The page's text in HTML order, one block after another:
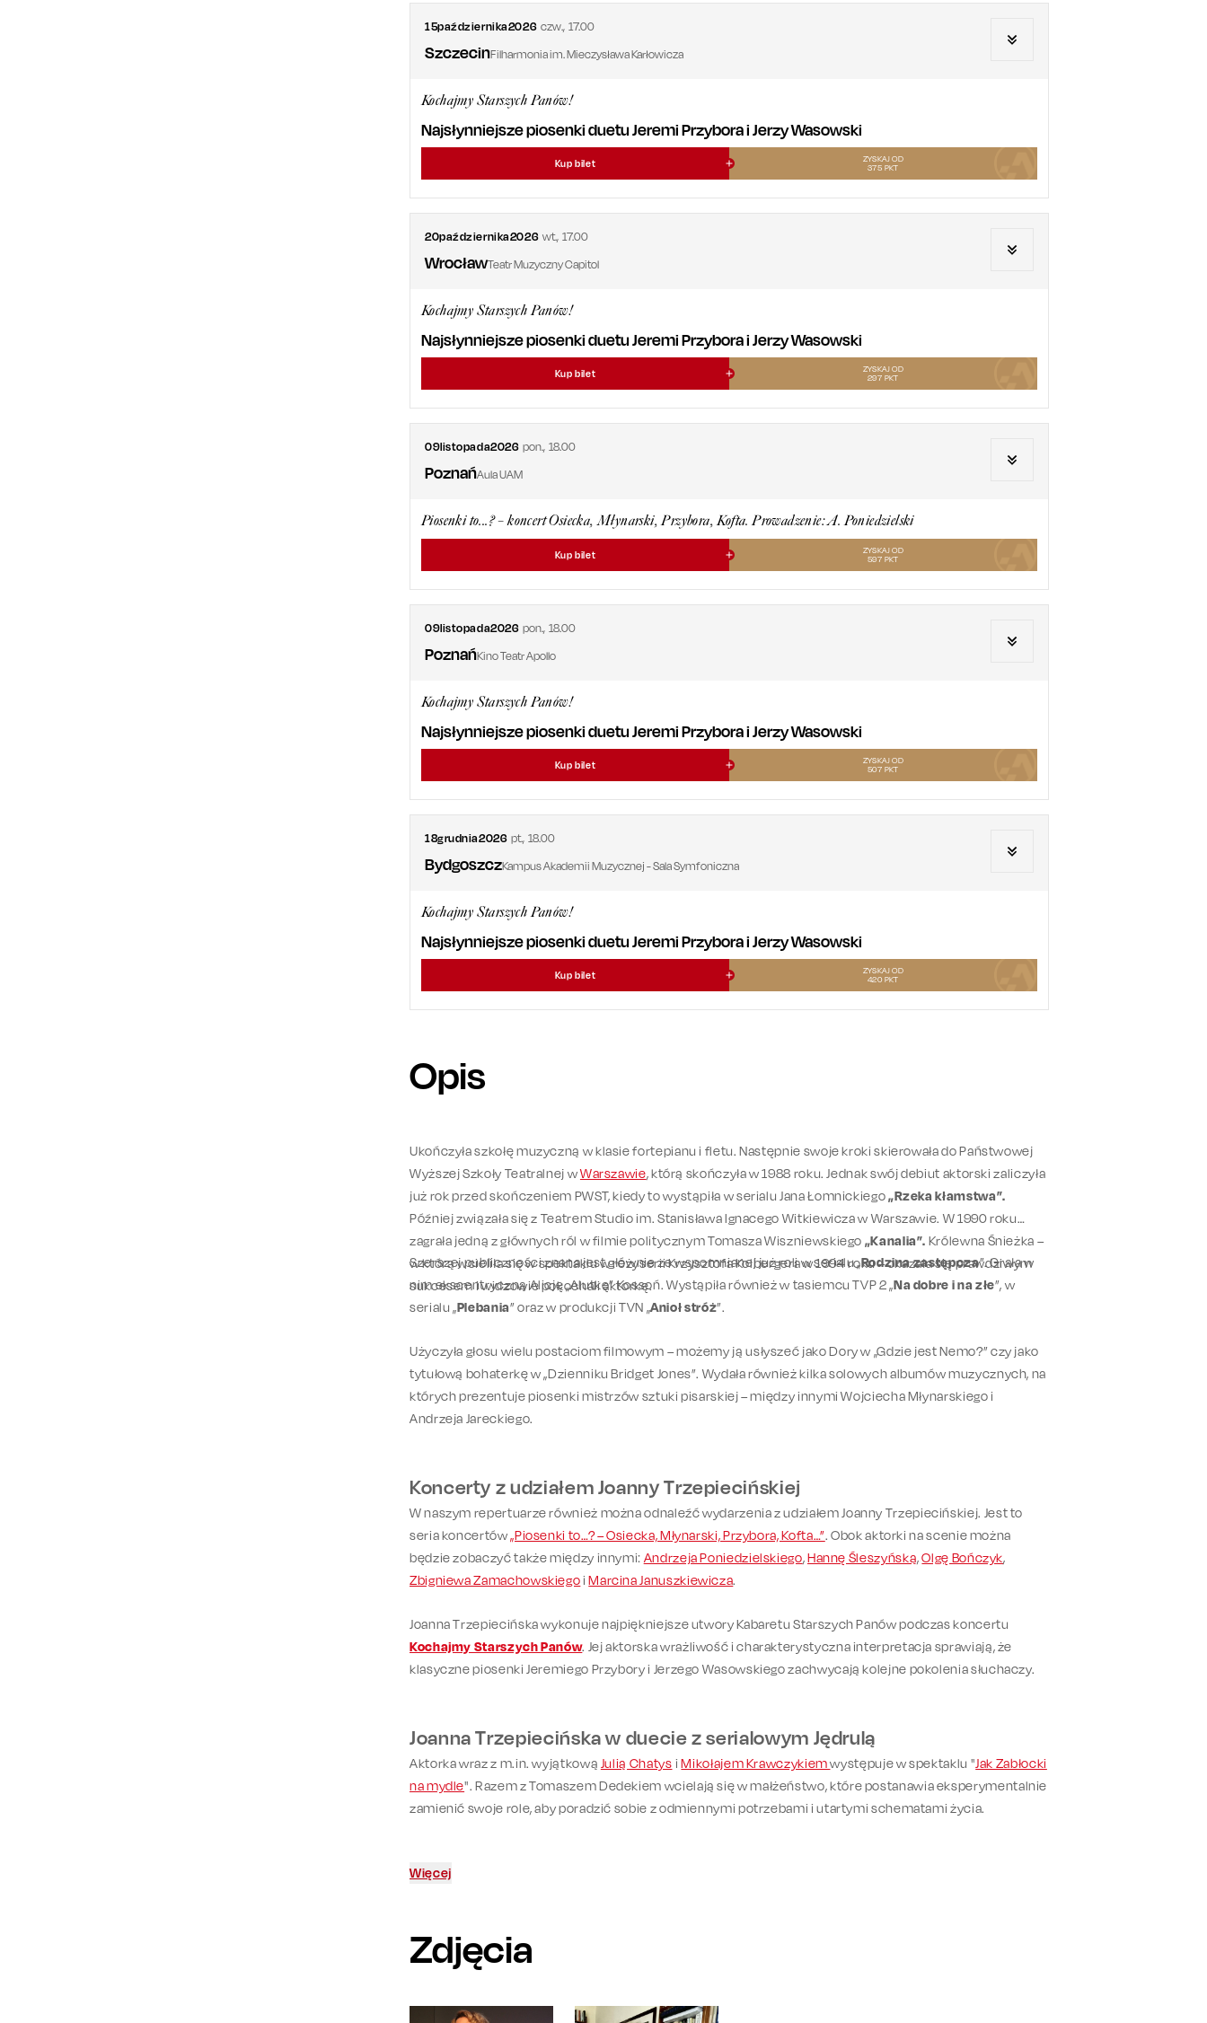
15października2026 czw.,17.00
SzczecinFilharmonia im. Mieczysława Karłowicza
Kochajmy Starszych Panów!
Najsłynniejsze piosenki duetu Jeremi Przybora i Jerzy Wasowski
Kup bilet
ZYSKAJ OD
375 PKT
20października2026 wt.,17.00
WrocławTeatr Muzyczny Capitol
Kochajmy Starszych Panów!
Najsłynniejsze piosenki duetu Jeremi Przybora i Jerzy Wasowski
Kup bilet
ZYSKAJ OD
297 PKT
09listopada2026 pon.,18.00
PoznańAula UAM
Piosenki to...? – koncert Osiecka, Młynarski, Przybora, Kofta. Prowadzenie: A. Poniedzielski
Kup bilet
ZYSKAJ OD
597 PKT
09listopada2026 pon.,18.00
PoznańKino Teatr Apollo
Kochajmy Starszych Panów!
Najsłynniejsze piosenki duetu Jeremi Przybora i Jerzy Wasowski
Kup bilet
ZYSKAJ OD
507 PKT
18grudnia2026 pt.,18.00
BydgoszczKampus Akademii Muzycznej - Sala Symfoniczna
Kochajmy Starszych Panów!
Najsłynniejsze piosenki duetu Jeremi Przybora i Jerzy Wasowski
Kup bilet
ZYSKAJ OD
420 PKT
Opis
Ukończyła szkołę muzyczną w klasie fortepianu i fletu. Następnie swoje kroki skierowała do Państwowej
Wyższej Szkoły Teatralnej wWarszawie, którą skończyła w 1988 roku. Jednak swój debiut aktorski zaliczyła
już rok przed skończeniem PWST, kiedy to wystąpiła w serialu Jana Łomnickiego„Rzeka kłamstwa”.
Później związała się z Teatrem Studio im. Stanisława Ignacego Witkiewicza w Warszawie. W 1990 roku
zagrała jedną z głównych ról w filmie politycznym Tomasza Wiszniewskiego „Kanalia”. Królewna Śnieżka –
w którą wcieliła się w spektaklu w reżyserii Krzysztofa Kolbergera w 1994 roku – okazała się prawdziwym
sukcesem i widzowie pokochali aktorkę.
Szerszej publiczności znana jest głównie ze wspomnianej już roli w serialu „Rodzina zastępcza”. Grała w
nim ekscentryczną Alicję „Alutkę” Kossoń. Wystąpiła również w tasiemcu TVP 2 „Na dobre i na złe”, w
serialu „Plebania” oraz w produkcji TVN „Anioł stróż”.
Użyczyła głosu wielu postaciom filmowym – możemy ją usłyszeć jako Dory w „Gdzie jest Nemo?” czy jako
tytułową bohaterkę w „Dzienniku Bridget Jones”. Wydała również kilka solowych albumów muzycznych, na
których prezentuje piosenki mistrzów sztuki pisarskiej – między innymi Wojciecha Młynarskiego i
Andrzeja Jareckiego.
Koncerty z udziałem Joanny Trzepiecińskiej
W naszym repertuarze również można odnaleźć wydarzenia z udziałem Joanny Trzepiecińskiej. Jest to
seria koncertów„Piosenki to…? – Osiecka, Młynarski, Przybora, Kofta…”. Obok aktorki na scenie można
będzie zobaczyć także między innymi: Andrzeja Poniedzielskiego,Hannę Śleszyńską,Olgę Bończyk,
Zbigniewa ZamachowskiegoiMarcina Januszkiewicza.
Joanna Trzepiecińska wykonuje najpiękniejsze utwory Kabaretu Starszych Panów podczas koncertu
Kochajmy Starszych Panów. Jej aktorska wrażliwość i charakterystyczna interpretacja sprawiają, że
klasyczne piosenki Jeremiego Przybory i Jerzego Wasowskiego zachwycają kolejne pokolenia słuchaczy.
Joanna Trzepiecińska w duecie z serialowym Jędrulą
Aktorka wraz z m.in. wyjątkową Julią Chatys iMikołajem Krawczykiemwystępuje w spektaklu "Jak Zabłocki
na mydle". Razem z Tomaszem Dedekiem wcielają się w małżeństwo, które postanawia eksperymentalnie
zamienić swoje role, aby poradzić sobie z odmiennymi potrzebami i utartymi schematami życia.
Więcej
Zdjęcia